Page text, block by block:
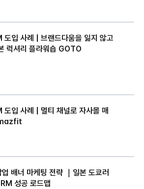
입 사례 | 브랜드다움을 잃지 않고
럭셔리 플라워숍 GOTO
입 사례 | 멀티 채널로 자사몰 매
배너 마케팅 전략 ｜일본 도쿄러
성공 로드맵